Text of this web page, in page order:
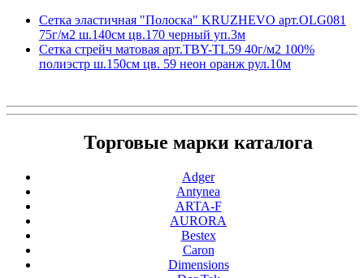
Сетка эластичная "Полоска" KRUZHEVO арт.OLG081
75г/м2 ш.140см цв.170 черный уп.3м
Сетка стрейч матовая арт.TBY-TL59 40г/м2 100%
полиэстр ш.150см цв. 59 неон оранж рул.10м
Торговые марки каталога
Adger
Antynea
ARTA-F
AURORA
Bestex
Caron
Dimensions